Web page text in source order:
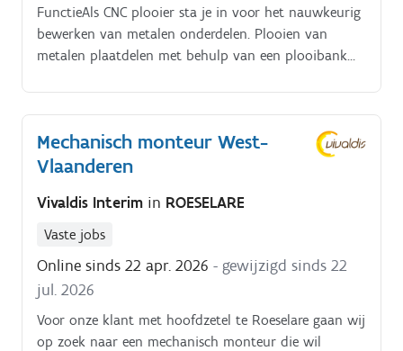
FunctieAls CNC plooier sta je in voor het nauwkeurig
bewerken van metalen onderdelen. Plooien van
metalen plaatdelen met behulp van een plooibank
en plannenUitvoeren van kwaliteitscontroles op
afgewerkte stukkenZelfstandig realiseren van
plooibewerkingen volgens specificaties
Mechanisch monteur West-
Vlaanderen
Vivaldis Interim in ROESELARE
Vaste jobs
Online sinds 22 apr. 2026 - gewijzigd sinds 22
jul. 2026
Voor onze klant met hoofdzetel te Roeselare gaan wij
op zoek naar een mechanisch monteur die wil